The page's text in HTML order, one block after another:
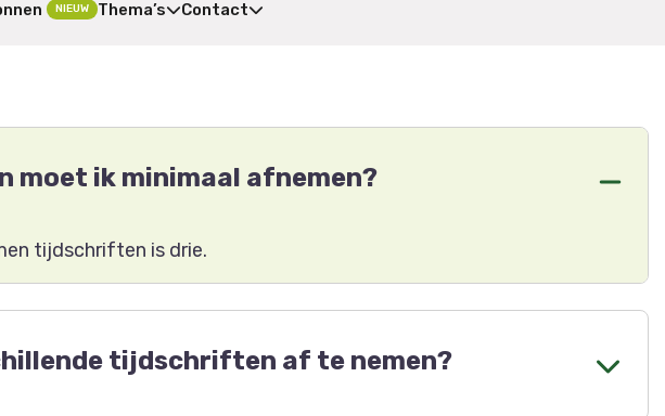
NIEUW Thema’s Contact
moet ik minimaal afnemen?
tijdschriften is drie.
tijdschriften af te nemen?